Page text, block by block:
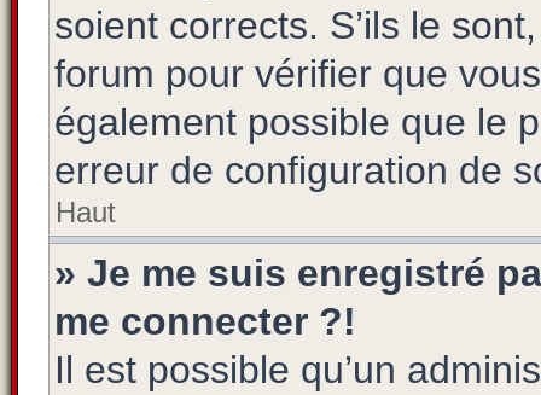
soient corrects. S’ils le
forum pour vérifier que
également possible que le
erreur de configuration de
Haut
» Je me suis enregistré
me connecter ?!
Il est possible qu’un